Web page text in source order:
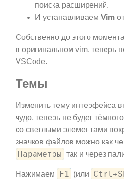
поиска расширений.
И устанавливаем Vim от
Собственно до этого
в оригинальном vim, теперь
VSCode.
Темы
Изменить тему интерфейса
чудо, теперь не будет
со светлыми элементами
значков файлов можно как
Параметры так и через
Нажимаем F1 (или